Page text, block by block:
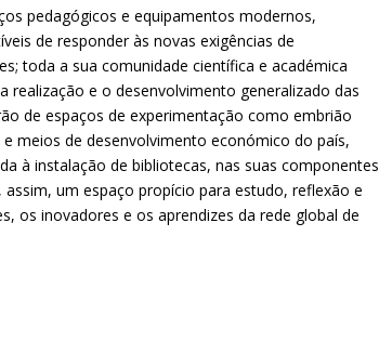
pedagógicos e equipamentos modernos,
de responder às novas exigências de
toda a sua comunidade científica e académica
e o desenvolvimento generalizado das
de espaços de experimentação como embrião
meios de desenvolvimento económico do país,
à instalação de bibliotecas, nas suas componentes
um espaço propício para estudo, reflexão e
os inovadores e os aprendizes da rede global de